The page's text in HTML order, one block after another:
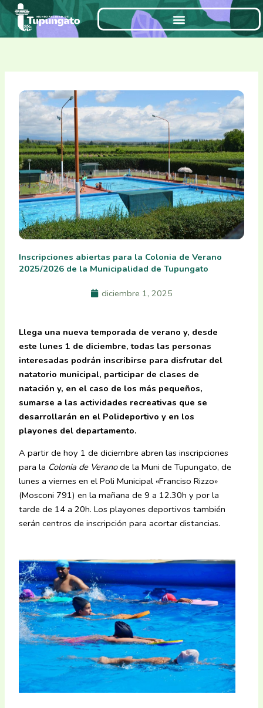
Ir
contenido
Inscripciones abiertas para la Colonia de Verano
2025/2026 de la Municipalidad de Tupungato
diciembre 1, 2025
Llega una nueva temporada de verano y, desde
este lunes 1 de diciembre, todas las personas
interesadas podrán inscribirse para disfrutar del
natatorio municipal, participar de clases de
natación y, en el caso de los más pequeños,
sumarse a las actividades recreativas que se
desarrollarán en el Polideportivo y en los
playones del departamento.
A partir de hoy 1 de diciembre abren las inscripciones
para la Colonia de Veranode la Muni de Tupungato, de
lunes a viernes en el Poli Municipal «Franciso Rizzo»
(Mosconi 791) en la mañana de 9 a 12.30h y por la
tarde de 14 a 20h. Los playones deportivos también
serán centros de inscripción para acortar distancias.